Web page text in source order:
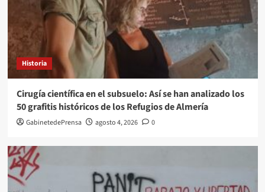
Historia
Cirugía científica en el subsuelo: Así se han analizado los
50 grafitis históricos de los Refugios de Almería
GabinetedePrensa agosto 4, 2026 0